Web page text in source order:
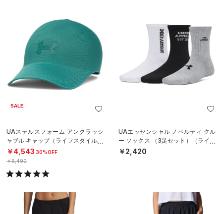
SALE
UAステルスフォーム アンクラッシ
ャブル キャップ（ライフスタイル/U
NISEX）
￥4,543 30%OFF
￥6,490
UAエッセンシャル ノベルティ クル
ー ソックス （3足セット）（ライフ
スタイル/WOMEN）
￥2,420